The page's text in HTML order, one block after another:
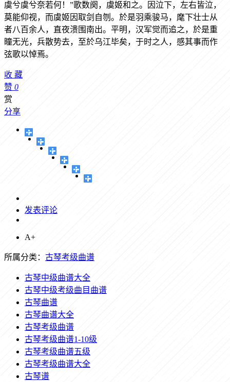
虞兮虞兮奈若何！”歌数阕，虞姬和之。因泣下，左右皆泣，
莫能仰视，而虞姬因取剑自刎。於是羽乘骏马，麾下壮士从
者八百余人，直夜溃围南出。平明，汉军觉而追之，於是重
瞳无光，兵散势去，至於乌江毕矣，于时之人，感其事而作
弦歌以悼焉。
收 藏
赞 0
赏
分享
发表评论
A+
所属分类： 古琴考级曲谱
古琴中级曲谱大全
古琴中级考级曲目曲谱
古琴曲谱
古琴曲谱大全
古琴考级曲谱
古琴考级曲谱1-10级
古琴考级曲谱五级
古琴考级曲谱大全
古琴谱